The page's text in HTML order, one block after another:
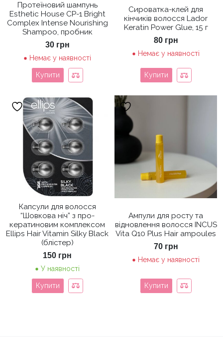
Протеїновий шампунь
Esthetic House CP-1 Bright
Complex Intense Nourishing
Shampoo, пробник
30 грн
Немає у наявності
Купити
Сироватка-клей для
кінчиків волосся Lador
Keratin Power Glue, 15 г
80 грн
Немає у наявності
Купити
Капсули для волосся
“Шовкова ніч” з про-
кератиновим комплексом
Ellips Hair Vitamin Silky Black
(блістер)
150 грн
У наявності
Купити
Ампули для росту та
відновлення волосся INCUS
Vita Q10 Plus Hair ampoules
70 грн
Немає у наявності
Купити